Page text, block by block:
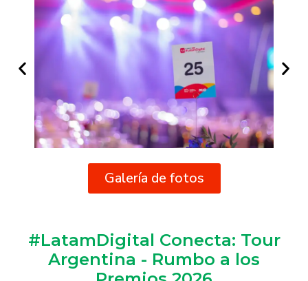
Galería de fotos
#LatamDigital Conecta: Tour
Argentina - Rumbo a los